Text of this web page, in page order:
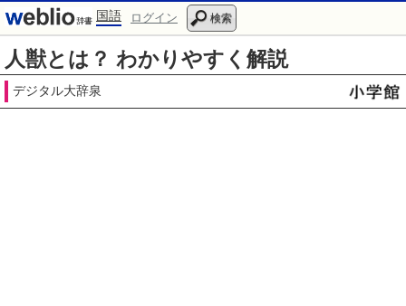
国語 ログイン 検索
人獣とは？ わかりやすく解説
デジタル大辞泉